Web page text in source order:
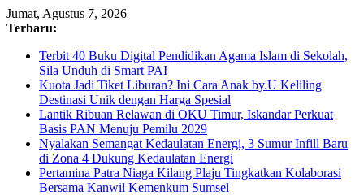
Skip
to
Jumat, Agustus 7, 2026
Terbaru:
Terbit 40 Buku Digital Pendidikan Agama Islam di Sekolah,
Sila Unduh di Smart PAI
Kuota Jadi Tiket Liburan? Ini Cara Anak by.U Keliling
Destinasi Unik dengan Harga Spesial
Lantik Ribuan Relawan di OKU Timur, Iskandar Perkuat
Basis PAN Menuju Pemilu 2029
Nyalakan Semangat Kedaulatan Energi, 3 Sumur Infill Baru
di Zona 4 Dukung Kedaulatan Energi
Pertamina Patra Niaga Kilang Plaju Tingkatkan Kolaborasi
Bersama Kanwil Kemenkum Sumsel